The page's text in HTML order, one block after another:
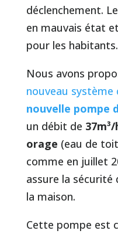
déclenchement.
en mauvais état
pour les habitants.
Nous avons
nouveau système
nouvelle pompe
un débit de
orage (eau de
comme en juillet
assure la
la maison.
Cette pompe est